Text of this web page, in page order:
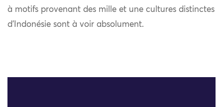
à motifs provenant des mille et une cultures distinctes
d’Indonésie sont à voir absolument.